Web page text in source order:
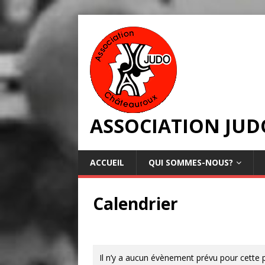
ASSOCIATION
ACCUEIL QUI SOMMES-NOUS?
Calendrier
Il n’y a aucun évènement prévu pour cette